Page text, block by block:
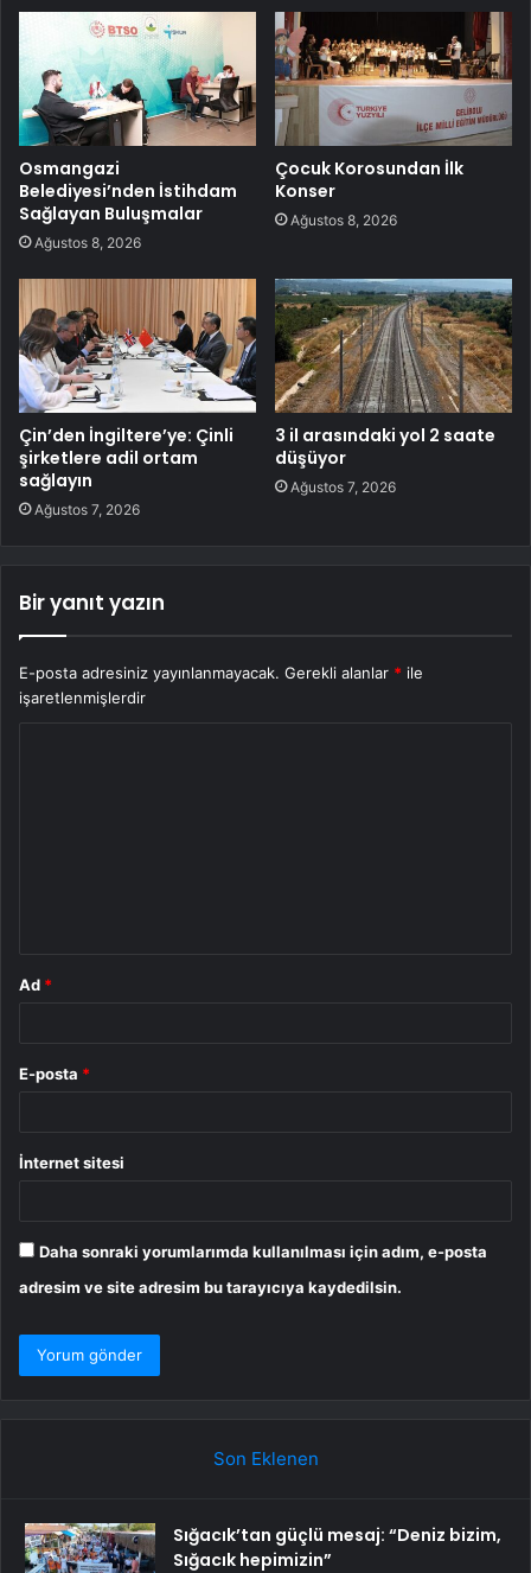
Osmangazi
Belediyesi’nden İstihdam
Sağlayan Buluşmalar
Ağustos 8, 2026
Çocuk Korosundan İlk
Konser
Ağustos 8, 2026
Çin’den İngiltere’ye: Çinli
şirketlere adil ortam
sağlayın
Ağustos 7, 2026
3 il arasındaki yol 2 saate
düşüyor
Ağustos 7, 2026
Bir yanıt yazın
E-posta adresiniz yayınlanmayacak. Gerekli alanlar * ile
işaretlenmişlerdir
Ad *
E-posta *
İnternet sitesi
Daha sonraki yorumlarımda kullanılması için adım, e-posta
adresim ve site adresim bu tarayıcıya kaydedilsin.
Son Eklenen
Sığacık’tan güçlü mesaj: “Deniz bizim,
Sığacık hepimizin”